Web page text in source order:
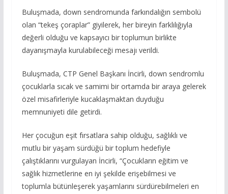
Buluşmada, down sendromunda farkındalığın sembolü
olan “tekeş çoraplar” giyilerek, her bireyin farklılığıyla
değerli olduğu ve kapsayıcı bir toplumun birlikte
dayanışmayla kurulabileceği mesajı verildi.
Buluşmada, CTP Genel Başkanı İncirli, down sendromlu
çocuklarla sıcak ve samimi bir ortamda bir araya gelerek
özel misafirleriyle kucaklaşmaktan duyduğu
memnuniyeti dile getirdi.
Her çocuğun eşit fırsatlara sahip olduğu, sağlıklı ve
mutlu bir yaşam sürdüğü bir toplum hedefiyle
çalıştıklarını vurgulayan İncirli, “Çocukların eğitim ve
sağlık hizmetlerine en iyi şekilde erişebilmesi ve
toplumla bütünleşerek yaşamlarını sürdürebilmeleri en